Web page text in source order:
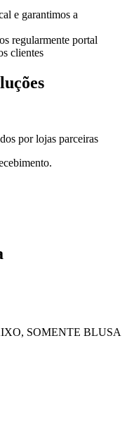
e garantimos a
regularmente portal
clientes
por lojas parceiras
SOMENTE BLUSA